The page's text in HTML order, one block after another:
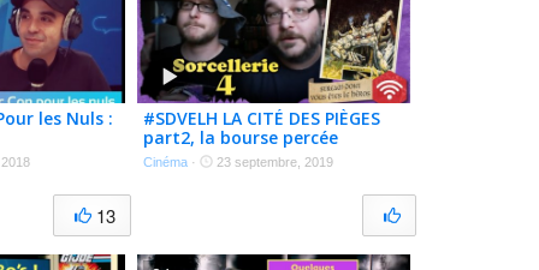
les Nuls :
13
#SDVELH LA CITÉ DES PIÈGES
part2, la bourse percée
Cinéma · 23 septembre, 2019